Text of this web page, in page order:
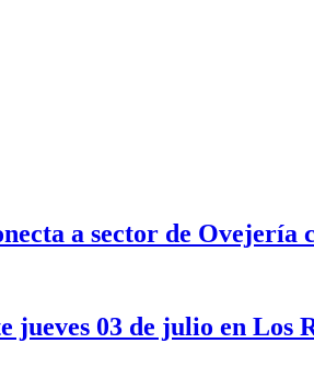
a sector de Ovejería
jueves 03 de julio en Los